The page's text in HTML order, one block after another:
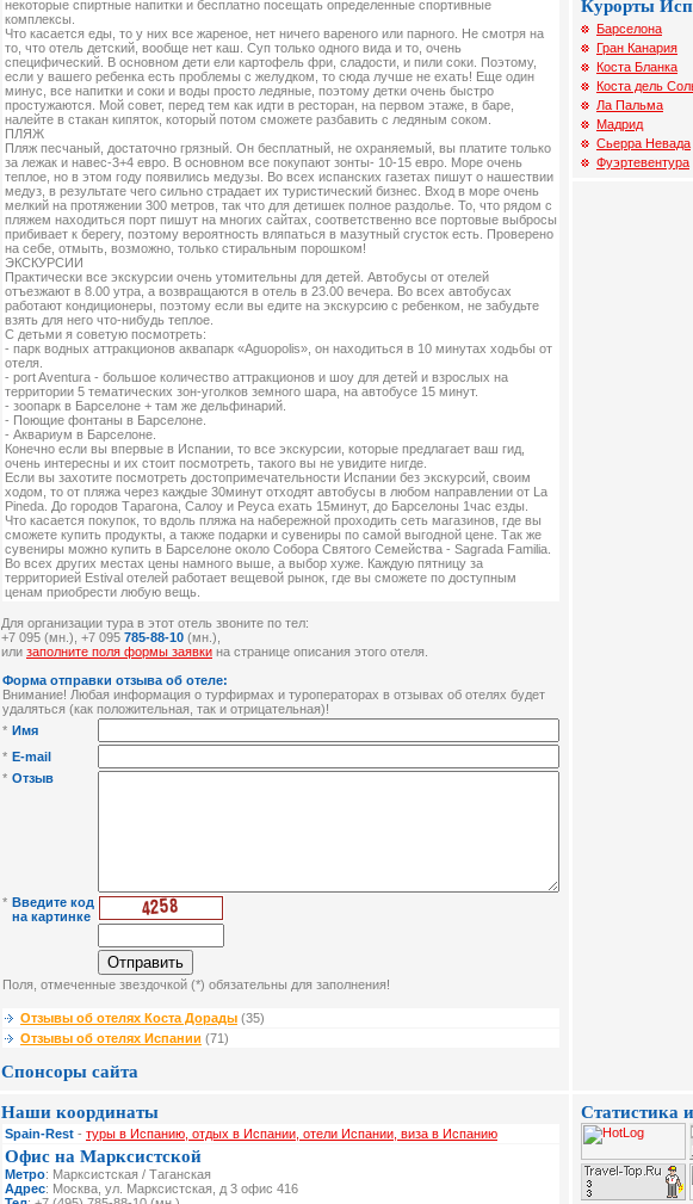
некоторые спиртные напитки и бесплатно посещать определенные спортивные
комплексы.
Что касается еды, то у них все жареное, нет ничего вареного или парного. Не смотря на
то, что отель детский, вообще нет каш. Суп только одного вида и то, очень
специфический. В основном дети ели картофель фри, сладости, и пили соки. Поэтому,
если у вашего ребенка есть проблемы с желудком, то сюда лучше не ехать! Еще один
минус, все напитки и соки и воды просто ледяные, поэтому детки очень быстро
простужаются. Мой совет, перед тем как идти в ресторан, на первом этаже, в баре,
налейте в стакан кипяток, который потом сможете разбавить с ледяным соком.
ПЛЯЖ
Пляж песчаный, достаточно грязный. Он бесплатный, не охраняемый, вы платите только
за лежак и навес-3+4 евро. В основном все покупают зонты- 10-15 евро. Море очень
теплое, но в этом году появились медузы. Во всех испанских газетах пишут о нашествии
медуз, в результате чего сильно страдает их туристический бизнес. Вход в море очень
мелкий на протяжении 300 метров, так что для детишек полное раздолье. То, что рядом с
пляжем находиться порт пишут на многих сайтах, соответственно все портовые выбросы
прибивает к берегу, поэтому вероятность вляпаться в мазутный сгусток есть. Проверено
на себе, отмыть, возможно, только стиральным порошком!
ЭКСКУРСИИ
Практически все экскурсии очень утомительны для детей. Автобусы от отелей
отъезжают в 8.00 утра, а возвращаются в отель в 23.00 вечера. Во всех автобусах
работают кондиционеры, поэтому если вы едите на экскурсию с ребенком, не забудьте
взять для него что-нибудь теплое.
С детьми я советую посмотреть:
- парк водных аттракционов аквапарк «Aguopolis», он находиться в 10 минутах ходьбы от
отеля.
- port Aventura - большое количество аттракционов и шоу для детей и взрослых на
территории 5 тематических зон-уголков земного шара, на автобусе 15 минут.
- зоопарк в Барселоне + там же дельфинарий.
- Поющие фонтаны в Барселоне.
- Аквариум в Барселоне.
Конечно если вы впервые в Испании, то все экскурсии, которые предлагает ваш гид,
очень интересны и их стоит посмотреть, такого вы не увидите нигде.
Если вы захотите посмотреть достопримечательности Испании без экскурсий, своим
ходом, то от пляжа через каждые 30минут отходят автобусы в любом направлении от La
Pineda. До городов Тарагона, Салоу и Реуса ехать 15минут, до Барселоны 1час езды.
Что касается покупок, то вдоль пляжа на набережной проходить сеть магазинов, где вы
сможете купить продукты, а также подарки и сувениры по самой выгодной цене. Так же
сувениры можно купить в Барселоне около Собора Святого Семейства - Sagrada Familia.
Во всех других местах цены намного выше, а выбор хуже. Каждую пятницу за
территорией Estival отелей работает вещевой рынок, где вы сможете по доступным
ценам приобрести любую вещь.
Для организации тура в этот отель звоните по тел:
+7 095 (мн.), +7 095 785-88-10 (мн.),
или заполните поля формы заявки на странице описания этого отеля.
Форма отправки отзыва об отеле:
Внимание! Любая информация о турфирмах и туроператорах в отзывах об отелях будет
удаляться (как положительная, так и отрицательная)!
* Имя
* E-mail
* Отзыв
* Введите код
на картинке
Поля, отмеченные звездочкой (*) обязательны для заполнения!
Отзывы об отелях Коста Дорады (35)
Отзывы об отелях Испании (71)
Спонсоры сайта
Курорты
Барселона
Гран Канария
Коста Бланка
Коста дель
Ла Пальма
Мадрид
Сьерра Невада
Фуэртевентура
Наши координаты
Spain-Rest - туры в Испанию, отдых в Испании, отели Испании, виза в Испанию
Офис на Марксистской
Метро: Марксистская / Таганская
Адрес: Москва, ул. Марксистская, д 3 офис 416
Статистика